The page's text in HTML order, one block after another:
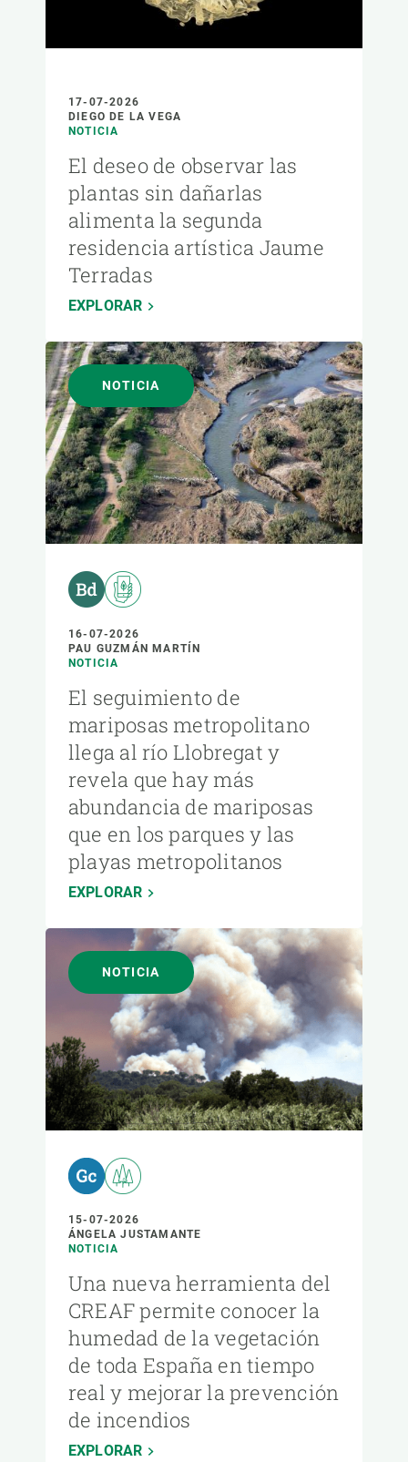
17-07-2026
DIEGO DE LA VEGA
NOTICIA
El deseo de observar las
plantas sin dañarlas
alimenta la segunda
residencia artística Jaume
Terradas
EXPLORAR
NOTICIA
16-07-2026
PAU GUZMÁN MARTÍN
NOTICIA
El seguimiento de
mariposas metropolitano
llega al río Llobregat y
revela que hay más
abundancia de mariposas
que en los parques y las
playas metropolitanos
EXPLORAR
NOTICIA
15-07-2026
ÁNGELA JUSTAMANTE
NOTICIA
Una nueva herramienta del
CREAF permite conocer la
humedad de la vegetación
de toda España en tiempo
real y mejorar la prevención
de incendios
EXPLORAR